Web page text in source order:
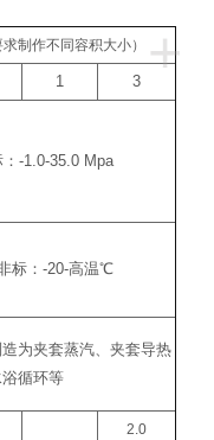
+
制作不同容积大小）
1 3
：-1.0-35.0 Mpa
标：-20-高温℃
为夹套蒸汽、夹套导热
循环等
2.0